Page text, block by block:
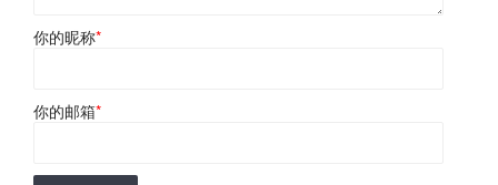
你的昵称*
你的邮箱*